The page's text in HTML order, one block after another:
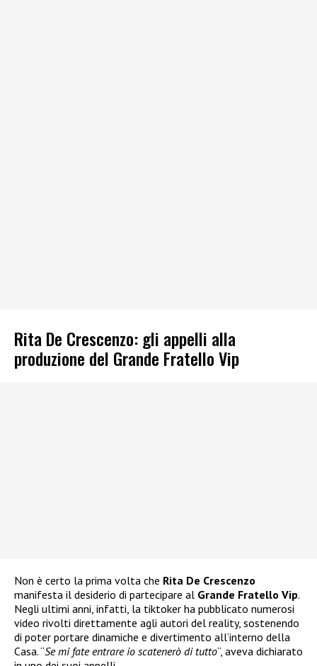
Rita De Crescenzo: gli appelli alla
produzione del Grande Fratello Vip
Non è certo la prima volta che Rita De Crescenzo
manifesta il desiderio di partecipare al Grande Fratello Vip.
Negli ultimi anni, infatti, la tiktoker ha pubblicato numerosi
video rivolti direttamente agli autori del reality, sostenendo
di poter portare dinamiche e divertimento all’interno della
Casa. “Se mi fate entrare io scatenerò di tutto“, aveva dichiarato